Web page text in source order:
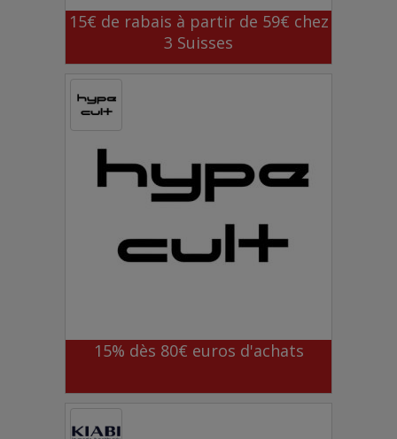
15€ de rabais à partir de 59€ chez
3 Suisses
15% dès 80€ euros d'achats